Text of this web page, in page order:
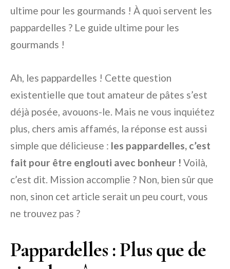
ultime pour les gourmands ! À quoi servent les
pappardelles ? Le guide ultime pour les
gourmands !
Ah, les pappardelles ! Cette question
existentielle que tout amateur de pâtes s’est
déjà posée, avouons-le. Mais ne vous inquiétez
plus, chers amis affamés, la réponse est aussi
simple que délicieuse : les pappardelles, c’est
fait pour être englouti avec bonheur ! Voilà,
c’est dit. Mission accomplie ? Non, bien sûr que
non, sinon cet article serait un peu court, vous
ne trouvez pas ?
Pappardelles : Plus que de